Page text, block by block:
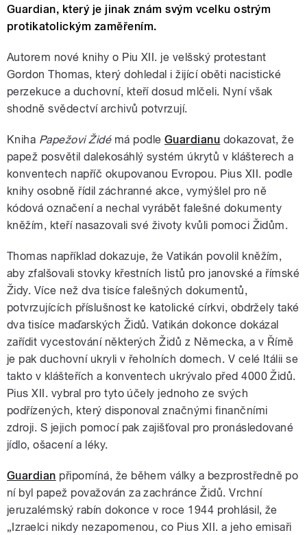
Guardian, který je jinak znám svým vcelku ostrým
protikatolickým zaměřením.
Autorem nové knihy o Piu XII. je velšský protestant
Gordon Thomas, který dohledal i žijící oběti nacistické
perzekuce a duchovní, kteří dosud mlčeli. Nyní však
shodně svědectví archivů potvrzují.
Kniha Papežovi Židémá podle Guardianu dokazovat, že
papež posvětil dalekosáhlý systém úkrytů v klášterech a
konventech napříč okupovanou Evropou. Pius XII. podle
knihy osobně řídil záchranné akce, vymýšlel pro ně
kódová označení a nechal vyrábět falešné dokumenty
kněžím, kteří nasazovali své životy kvůli pomoci Židům.
Thomas například dokazuje, že Vatikán povolil kněžím,
aby zfalšovali stovky křestních listů pro janovské a římské
Židy. Více než dva tisíce falešných dokumentů,
potvrzujících příslušnost ke katolické církvi, obdržely také
dva tisíce maďarských Židů. Vatikán dokonce dokázal
zařídit vycestování některých Židů z Německa, a v Římě
je pak duchovní ukryli v řeholních domech. V celé Itálii se
takto v klášteřích a konventech ukrývalo před 4000 Židů.
Pius XII. vybral pro tyto účely jednoho ze svých
podřízených, který disponoval značnými finančními
zdroji. S jejich pomocí pak zajišťoval pro pronásledované
jídlo, ošacení a léky.
Guardian připomíná, že během války a bezprostředně po
ní byl papež považován za zachránce Židů. Vrchní
jeruzalémský rabín dokonce v roce 1944 prohlásil, že
„Izraelci nikdy nezapomenou, co Pius XII. a jeho emisaři